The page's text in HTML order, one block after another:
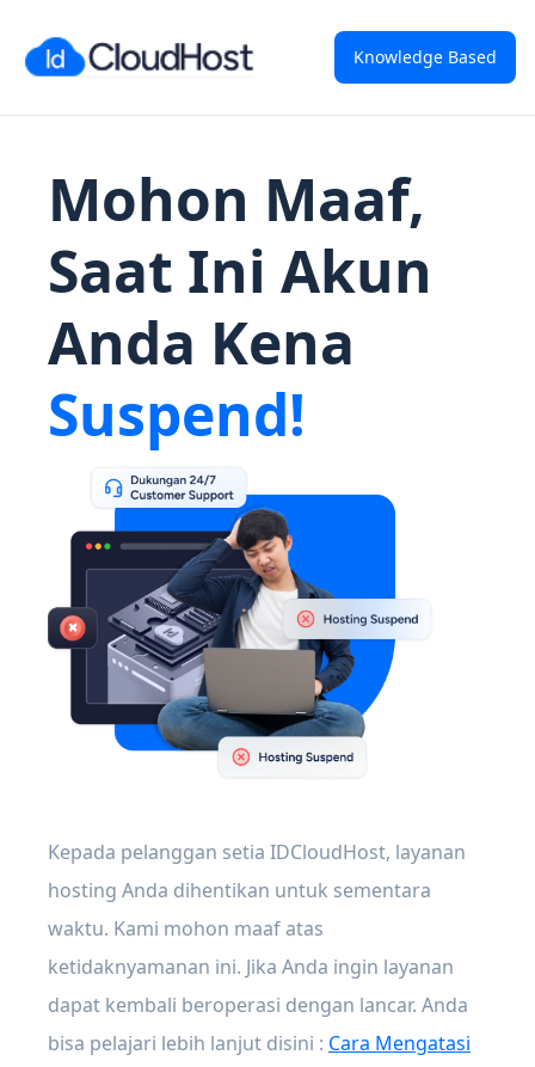
Knowledge Based
Mohon Maaf,
Saat Ini Akun
Anda Kena
Suspend!
Kepada pelanggan setia IDCloudHost, layanan
hosting Anda dihentikan untuk sementara
waktu. Kami mohon maaf atas
ketidaknyamanan ini. Jika Anda ingin layanan
dapat kembali beroperasi dengan lancar. Anda
bisa pelajari lebih lanjut disini : Cara Mengatasi